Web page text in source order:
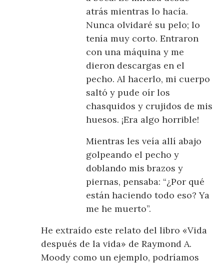
atrás mientras lo hacía.
Nunca olvidaré su pelo; lo
tenía muy corto. Entraron
con una máquina y me
dieron descargas en el
pecho. Al hacerlo, mi cuerpo
saltó y pude oír los
chasquidos y crujidos de mis
huesos. ¡Era algo horrible!
Mientras les veía allí abajo
golpeando el pecho y
doblando mis brazos y
piernas, pensaba: “¿Por qué
están haciendo todo eso? Ya
me he muerto”.
He extraído este relato del libro «Vida
después de la vida» de Raymond A.
Moody como un ejemplo, podríamos